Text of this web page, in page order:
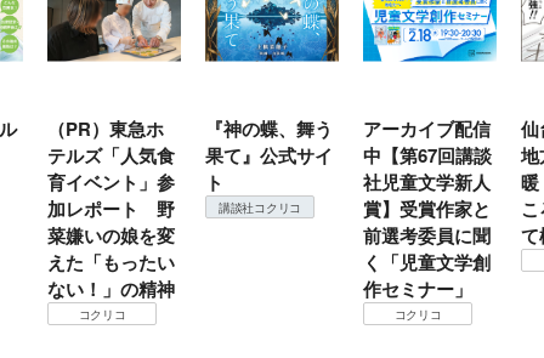
（PR）東急ホ
テルズ「人気食
育イベント」参
加レポート 野
菜嫌いの娘を変
えた「もったい
ない！」の精神
コクリコ
『神の蝶、舞う
果て』公式サイ
ト
講談社コクリコ
アーカイブ配信
中【第67回講談
社児童文学新人
賞】受賞作家と
前選考委員に聞
く「児童文学創
作セミナー」
コクリコ
仙
地
て